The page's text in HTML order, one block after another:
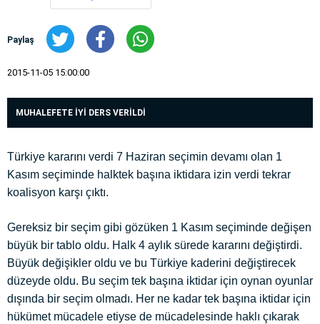
Paylaş
2015-11-05 15:00:00
MUHALEFETE İYİ DERS VERİLDİ
Türkiye kararını verdi 7 Haziran seçimin devamı olan 1
Kasım seçiminde halktek başına iktidara izin verdi tekrar
koalisyon karşı çıktı.
Gereksiz bir seçim gibi gözüken 1 Kasım seçiminde değişen
büyük bir tablo oldu. Halk 4 aylık sürede kararını değiştirdi.
Büyük değişikler oldu ve bu Türkiye kaderini değiştirecek
düzeyde oldu. Bu seçim tek başına iktidar için oynan oyunlar
dışında bir seçim olmadı. Her ne kadar tek başına iktidar için
hükümet mücadele etiyse de mücadelesinde haklı çıkarak